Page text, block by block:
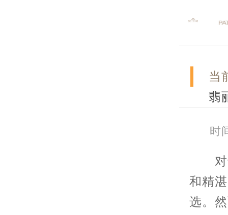
当
翡
时
对于
和精
选。